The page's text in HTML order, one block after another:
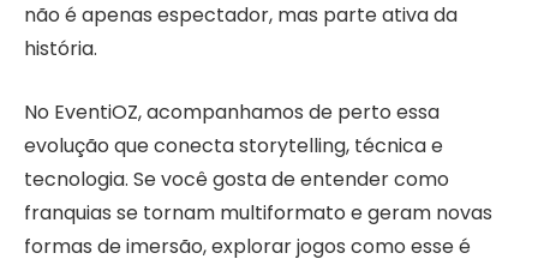
não é apenas espectador, mas parte ativa da
história.
No EventiOZ, acompanhamos de perto essa
evolução que conecta storytelling, técnica e
tecnologia. Se você gosta de entender como
franquias se tornam multiformato e geram novas
formas de imersão, explorar jogos como esse é